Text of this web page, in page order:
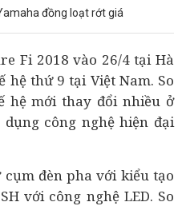
đồng loạt rớt giá
Fi 2018 vào 26/4 tại Hà
hệ thứ 9 tại Việt Nam. So
hệ mới thay đổi nhiều ở
công nghệ hiện đại
đèn pha với kiểu tạo
với công nghệ LED. So